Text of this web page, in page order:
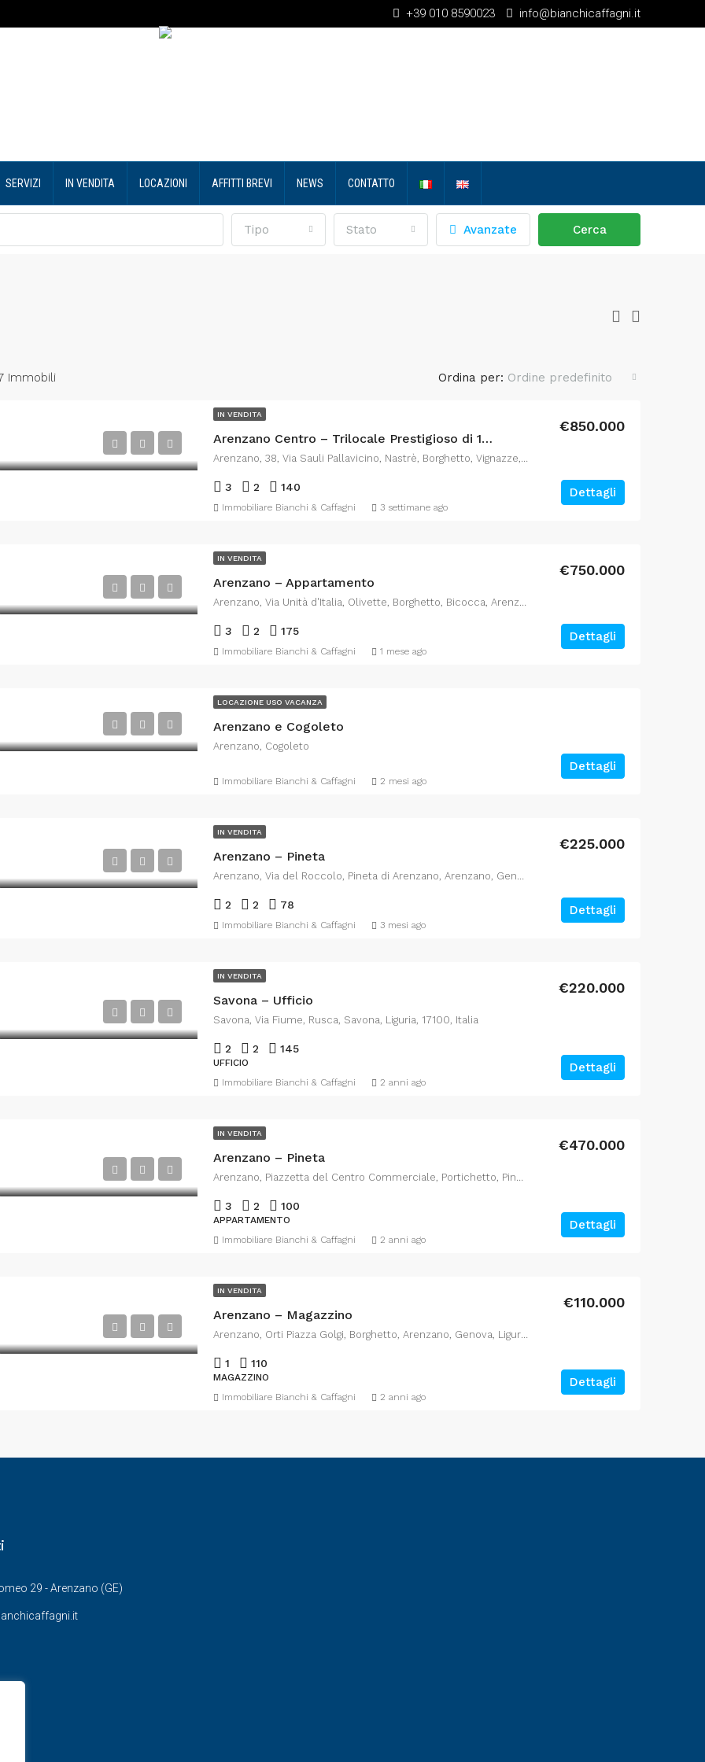
+39 010 8590023 info@bianchicaffagni.it
SERVIZI IN VENDITA LOCAZIONI AFFITTI BREVI NEWS CONTATTO
Tipo Stato Avanzate Cerca
Immobili Ordina per: Ordine predefinito
IN VENDITA
Arenzano Centro – Trilocale Prestigioso di 140mq con Box auto
€850.000
Arenzano, 38, Via Sauli Pallavicino, Nastrè, Borghetto, Vignazze, Arenzano, Genova, Liguria, 16011, Italia
3 2 140 Dettagli
Immobiliare Bianchi & Caffagni 3 settimane ago
IN VENDITA
Arenzano – Appartamento
€750.000
Arenzano, Via Unità d'Italia, Olivette, Borghetto, Bicocca, Arenzano, Genova, Liguria, 16011, Italia
3 2 175 Dettagli
Immobiliare Bianchi & Caffagni 1 mese ago
LOCAZIONE USO VACANZA
Arenzano e Cogoleto
Arenzano, Cogoleto
Dettagli
Immobiliare Bianchi & Caffagni 2 mesi ago
IN VENDITA
Arenzano – Pineta
€225.000
Arenzano, Via del Roccolo, Pineta di Arenzano, Arenzano, Genova, Liguria, 16011, Italia
2 2 78 Dettagli
Immobiliare Bianchi & Caffagni 3 mesi ago
IN VENDITA
Savona – Ufficio
€220.000
Savona, Via Fiume, Rusca, Savona, Liguria, 17100, Italia
2 2 145
UFFICIO Dettagli
Immobiliare Bianchi & Caffagni 2 anni ago
IN VENDITA
Arenzano – Pineta
€470.000
Arenzano, Piazzetta del Centro Commerciale, Portichetto, Pineta di Arenzano, Arenzano, Genova, Liguria, 16011, Italia
3 2 100
APPARTAMENTO Dettagli
Immobiliare Bianchi & Caffagni 2 anni ago
IN VENDITA
Arenzano – Magazzino
€110.000
Arenzano, Orti Piazza Golgi, Borghetto, Arenzano, Genova, Liguria, 16011, Italia
1 110
MAGAZZINO Dettagli
Immobiliare Bianchi & Caffagni 2 anni ago
29 - Arenzano (GE)